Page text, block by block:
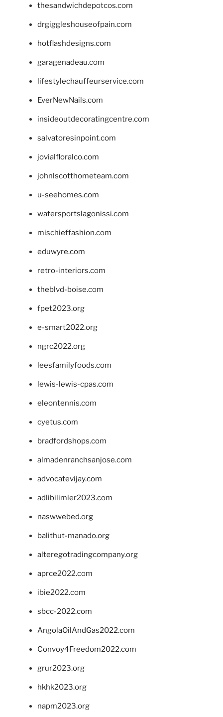
thesandwichdepotcos.com
drgiggleshouseofpain.com
hotflashdesigns.com
garagenadeau.com
lifestylechauffeurservice.com
EverNewNails.com
insideoutdecoratingcentre.com
salvatoresinpoint.com
jovialfloralco.com
johnlscotthometeam.com
u-seehomes.com
watersportslagonissi.com
mischieffashion.com
eduwyre.com
retro-interiors.com
theblvd-boise.com
fpet2023.org
e-smart2022.org
ngrc2022.org
leesfamilyfoods.com
lewis-lewis-cpas.com
eleontennis.com
cyetus.com
bradfordshops.com
almadenranchsanjose.com
advocatevijay.com
adlibilimler2023.com
naswwebed.org
balithut-manado.org
alteregotradingcompany.org
aprce2022.com
ibie2022.com
sbcc-2022.com
AngolaOilAndGas2022.com
Convoy4Freedom2022.com
grur2023.org
hkhk2023.org
napm2023.org